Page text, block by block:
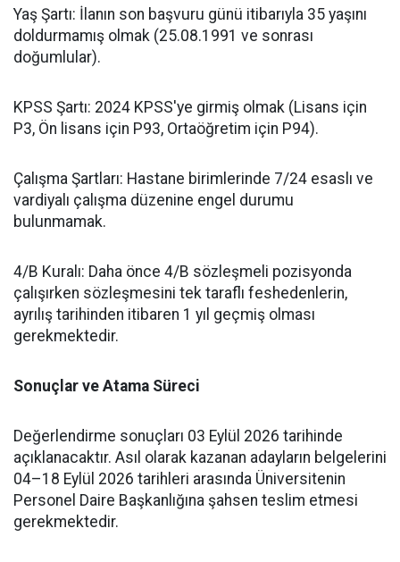
​Yaş Şartı: İlanın son başvuru günü itibarıyla 35 yaşını
doldurmamış olmak (25.08.1991 ve sonrası
doğumlular).
​KPSS Şartı: 2024 KPSS'ye girmiş olmak (Lisans için
P3, Ön lisans için P93, Ortaöğretim için P94).
​Çalışma Şartları: Hastane birimlerinde 7/24 esaslı ve
vardiyalı çalışma düzenine engel durumu
bulunmamak.
​4/B Kuralı: Daha önce 4/B sözleşmeli pozisyonda
çalışırken sözleşmesini tek taraflı feshedenlerin,
ayrılış tarihinden itibaren 1 yıl geçmiş olması
gerekmektedir.
Sonuçlar ve Atama Süreci
​Değerlendirme sonuçları 03 Eylül 2026 tarihinde
açıklanacaktır. Asıl olarak kazanan adayların belgelerini
04–18 Eylül 2026 tarihleri arasında Üniversitenin
Personel Daire Başkanlığına şahsen teslim etmesi
gerekmektedir.